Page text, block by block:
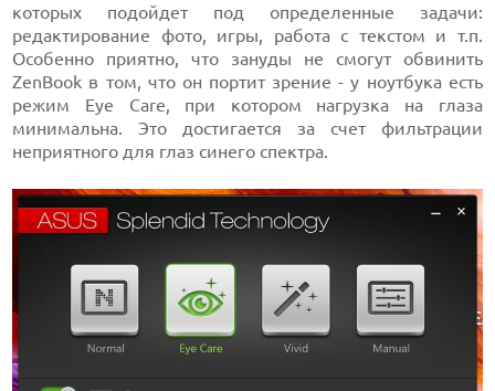
которых подойдет под определенные задачи:
редактирование фото, игры, работа с текстом и т.п.
Особенно приятно, что зануды не смогут обвинить
ZenBook в том, что он портит зрение - у ноутбука есть
режим Eye Care, при котором нагрузка на глаза
минимальна. Это достигается за счет фильтрации
неприятного для глаз синего спектра.